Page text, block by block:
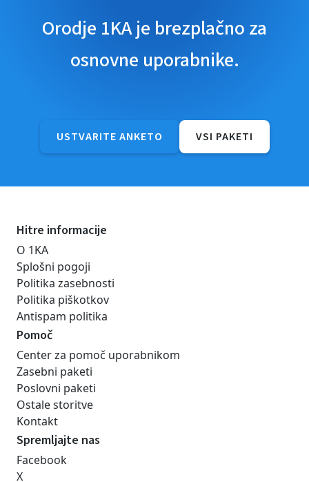
Orodje 1KA je brezplačno za
osnovne uporabnike.
USTVARITE ANKETO VSI PAKETI
Hitre informacije
O 1KA
Splošni pogoji
Politika zasebnosti
Politika piškotkov
Antispam politika
Pomoč
Center za pomoč uporabnikom
Zasebni paketi
Poslovni paketi
Ostale storitve
Kontakt
Spremljajte nas
Facebook
X